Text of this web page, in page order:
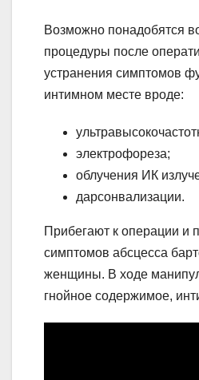
Возможно понадобятся
процедуры после
устранения симптомов
интимном месте вроде:
электрофореза;
облучения ИК
дарсонвализации.
Прибегают к операции и
симптомов абсцесса
женщины. В ходе
гнойное содержимое,